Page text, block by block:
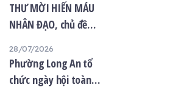
THƯ MỜI HIẾN MÁU
NHÂN ĐẠO, chủ đề
mùa Vu lan”
28/07/2026
Phường Long An tổ
chức ngày hội toàn